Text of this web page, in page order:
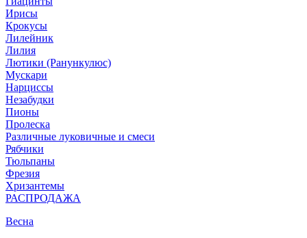
Ирисы
Крокусы
Лилейник
Лилия
Лютики (Ранункулюс)
Мускари
Нарцисcы
Незабудки
Пионы
Пролеска
Различные луковичные и смеси
Рябчики
Тюльпаны
Фрезия
Хризантемы
РАСПРОДАЖА
Весна